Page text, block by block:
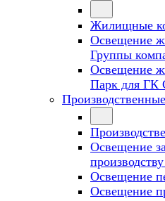
Жилищные
Освещение
Группы
Освещение
Парк для ГК
Производственные
Освещение
Освещение
Освещение